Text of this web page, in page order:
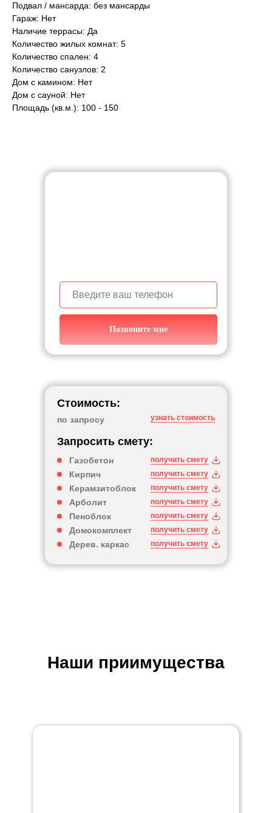
Подвал / мансарда: без мансарды
Гараж: Нет
Наличие террасы: Да
Количество жилых комнат: 5
Количество спален: 4
Количество санузлов: 2
Дом с камином: Нет
Дом с сауной: Нет
Площадь (кв.м.): 100 - 150
Стоимость:
по запросу узнать стоимость
Запросить смету:
Газобетон
Кирпич
Позвоните мне
Керамзитоблок
Арболит
Пеноблок
Домокомплект
получить смету
Дерев. каркас
получить смету
получить смету
получить смету
получить смету
получить смету
получить смету
Наши приимущества